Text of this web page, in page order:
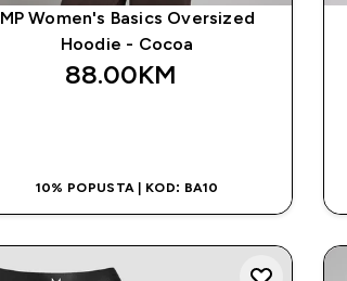
MP Women's Basics Oversized
Hoodie - Cocoa
88.00KM‎
10% POPUSTA | KOD: BA10